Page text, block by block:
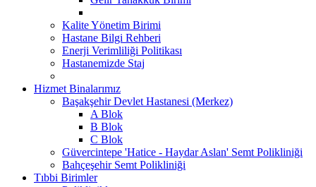
Kalite Yönetim Birimi
Hastane Bilgi Rehberi
Enerji Verimliliği Politikası
Hastanemizde Staj
Hizmet Binalarımız
Başakşehir Devlet Hastanesi (Merkez)
A Blok
B Blok
C Blok
Güvercintepe 'Hatice - Haydar Aslan' Semt Polikliniği
Bahçeşehir Semt Polikliniği
Tıbbi Birimler